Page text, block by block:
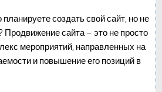
создать свой сайт, но не
Продвижение сайта – это не просто
мероприятий, направленных на
и повышение его позиций в